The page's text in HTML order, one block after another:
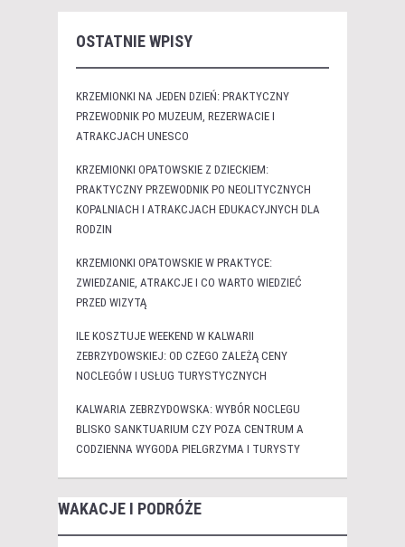
OSTATNIE WPISY
KRZEMIONKI NA JEDEN DZIEŃ: PRAKTYCZNY
PRZEWODNIK PO MUZEUM, REZERWACIE I
ATRAKCJACH UNESCO
KRZEMIONKI OPATOWSKIE Z DZIECKIEM:
PRAKTYCZNY PRZEWODNIK PO NEOLITYCZNYCH
KOPALNIACH I ATRAKCJACH EDUKACYJNYCH DLA
RODZIN
KRZEMIONKI OPATOWSKIE W PRAKTYCE:
ZWIEDZANIE, ATRAKCJE I CO WARTO WIEDZIEĆ
PRZED WIZYTĄ
ILE KOSZTUJE WEEKEND W KALWARII
ZEBRZYDOWSKIEJ: OD CZEGO ZALEŻĄ CENY
NOCLEGÓW I USŁUG TURYSTYCZNYCH
KALWARIA ZEBRZYDOWSKA: WYBÓR NOCLEGU
BLISKO SANKTUARIUM CZY POZA CENTRUM A
CODZIENNA WYGODA PIELGRZYMA I TURYSTY
WAKACJE I PODRÓŻE